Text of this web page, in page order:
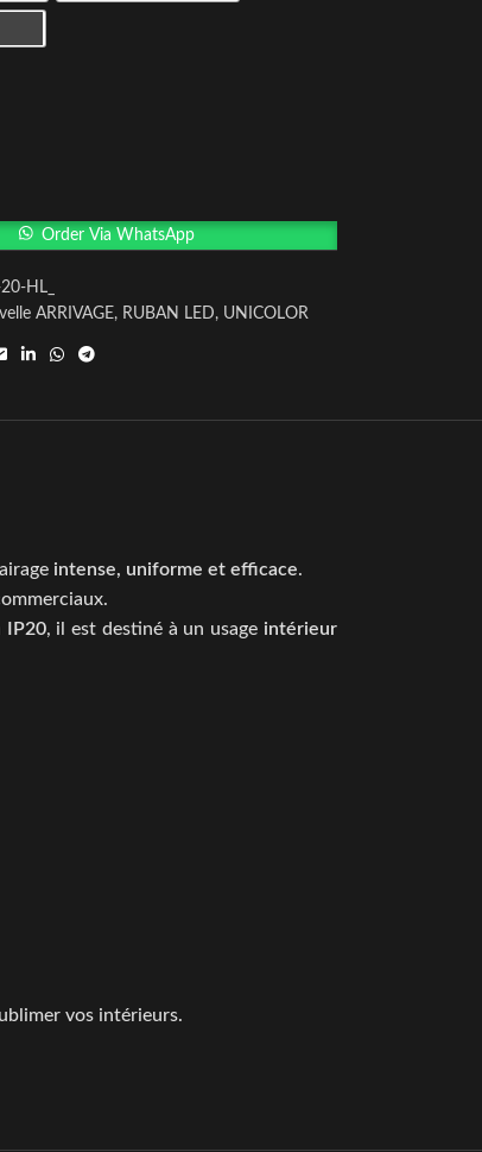
Order Via WhatsApp
HL_
ARRIVAGE, RUBAN LED, UNICOLOR
intense, uniforme et efficace.
IP20, il est destiné à un usage intérieur
vos intérieurs.